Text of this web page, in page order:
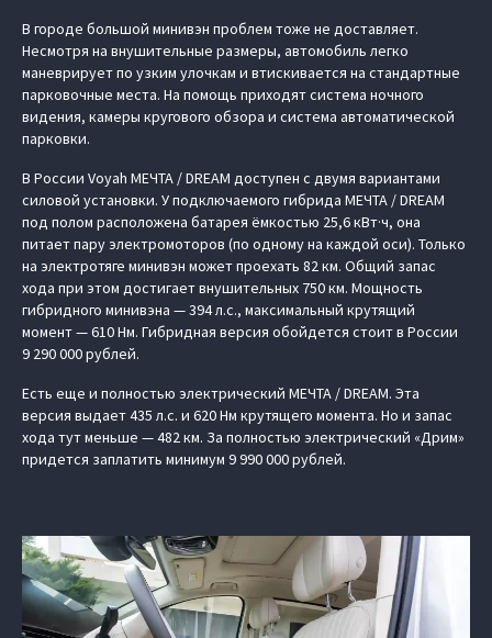
В городе большой минивэн проблем тоже не доставляет.
Несмотря на внушительные размеры, автомобиль легко
маневрирует по узким улочкам и втискивается на стандартные
парковочные места. На помощь приходят система ночного
видения, камеры кругового обзора и система автоматической
парковки.
В России Voyah МЕЧТА / DREAM доступен с двумя вариантами
силовой установки. У подключаемого гибрида МЕЧТА / DREAM
под полом расположена батарея ёмкостью 25,6 кВт·ч, она
питает пару электромоторов (по одному на каждой оси). Только
на электротяге минивэн может проехать 82 км. Общий запас
хода при этом достигает внушительных 750 км. Мощность
гибридного минивэна — 394 л.с., максимальный крутящий
момент — 610 Нм. Гибридная версия обойдется стоит в России
9 290 000 рублей.
Есть еще и полностью электрический МЕЧТА / DREAM. Эта
версия выдает 435 л.с. и 620 Нм крутящего момента. Но и запас
хода тут меньше — 482 км. За полностью электрический «Дрим»
придется заплатить минимум 9 990 000 рублей.